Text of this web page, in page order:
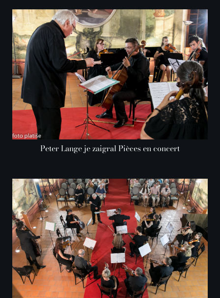
Peter Lange je zaigral Pièces en concert